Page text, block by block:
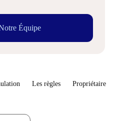
Équipe
Les règles Propriétaire